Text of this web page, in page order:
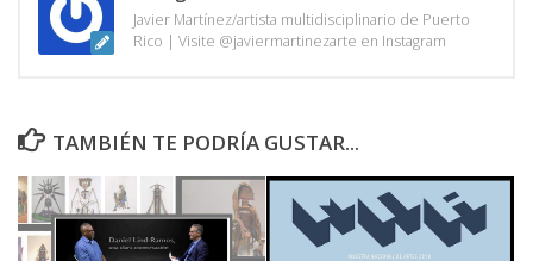
Javier Martínez/artista multidisciplinario de Puerto
Rico | Visite @javiermartinezarte en Instagram
TAMBIÉN TE PODRÍA GUSTAR...